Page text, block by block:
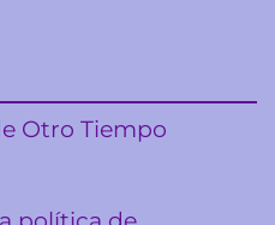
Otro Tiempo